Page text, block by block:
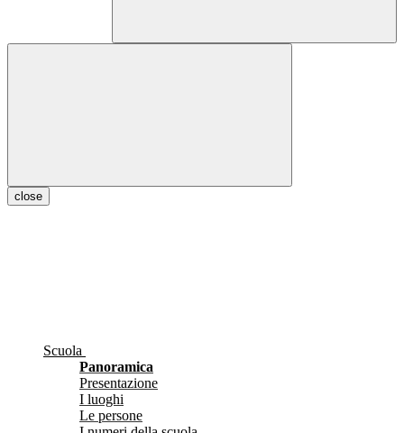
close
Scuola
Panoramica
Presentazione
I luoghi
Le persone